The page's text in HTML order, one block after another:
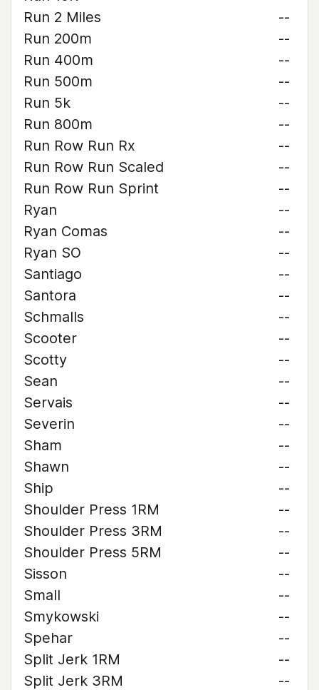
Run 2 Miles
--
Run 200m
--
Run 400m
--
Run 500m
--
Run 5k
--
Run 800m
--
Run Row Run Rx
--
Run Row Run Scaled
--
Run Row Run Sprint
--
Ryan
--
Ryan Comas
--
Ryan SO
--
Santiago
--
Santora
--
Schmalls
--
Scooter
--
Scotty
--
Sean
--
Servais
--
Severin
--
Sham
--
Shawn
--
Ship
--
Shoulder Press 1RM
--
Shoulder Press 3RM
--
Shoulder Press 5RM
--
Sisson
--
Small
--
Smykowski
--
Spehar
--
Split Jerk 1RM
--
Split Jerk 3RM
--